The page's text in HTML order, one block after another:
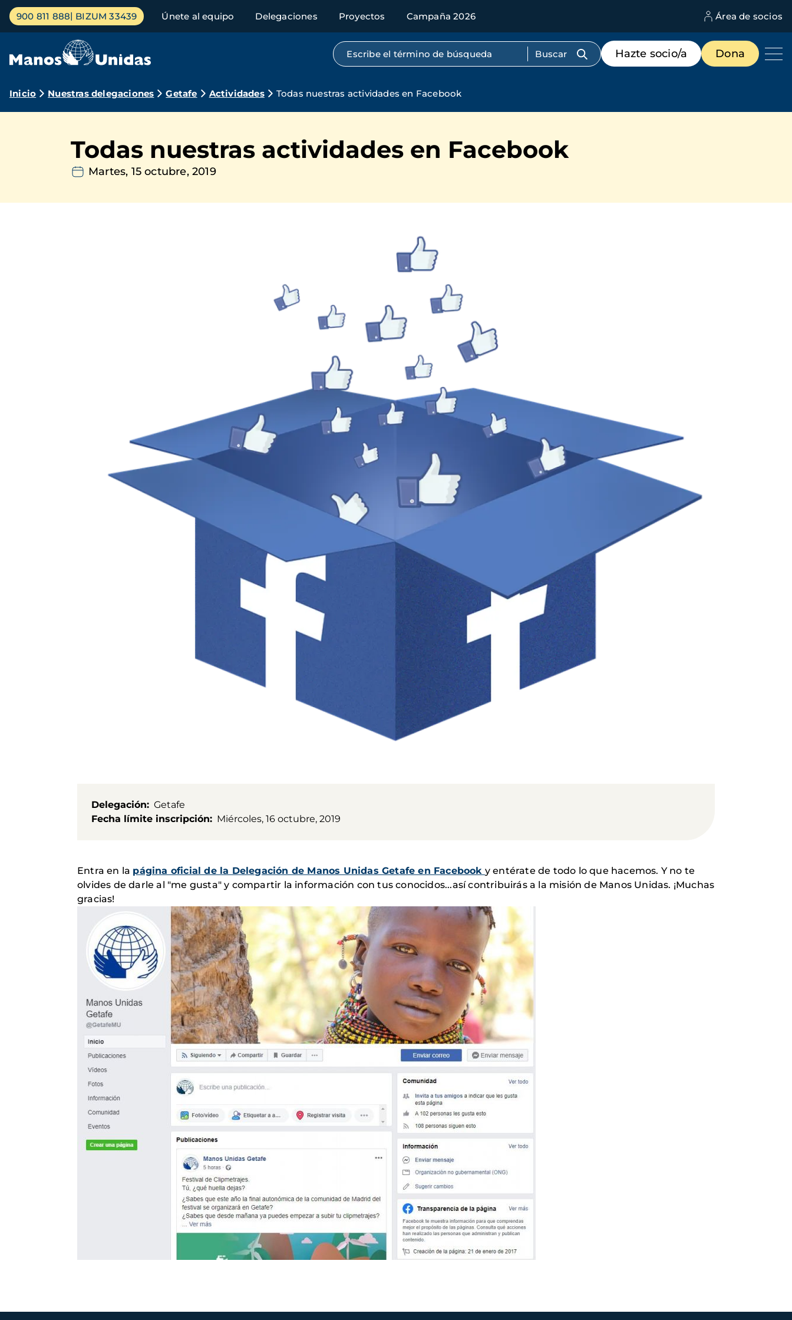
Pasar
contenido
Menú
principal
900 811 888 BIZUM 33439 Únete al equipo Delegaciones Proyectos Campaña 2026 Área de socios
Búsqueda por texto completo
Menú
de
destacados
Hazte socio/a Dona
Ruta
navegación
Inicio Nuestras delegaciones Getafe Actividades Todas nuestras actividades en Facebook
Todas nuestras actividades en Facebook
Martes, 15 octubre, 2019
Delegación
Getafe
Fecha límite inscripción
Miércoles, 16 octubre, 2019
Entra en la página oficial de la Delegación de Manos Unidas Getafe en Facebook y entérate de todo lo que hacemos. Y no te
olvides de darle al "me gusta" y compartir la información con tus conocidos...así contribuirás a la misión de Manos Unidas. ¡Muchas
gracias!